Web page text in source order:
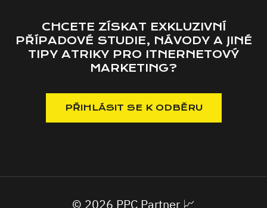
CHCETE ZÍSKAT EXKLUZIVNÍ
PŘÍPADOVÉ STUDIE, NÁVODY A JINÉ
TIPY ATRIKY PRO ITNERNETOVÝ
MARKETING?
© 2026 PPC Partner 📈